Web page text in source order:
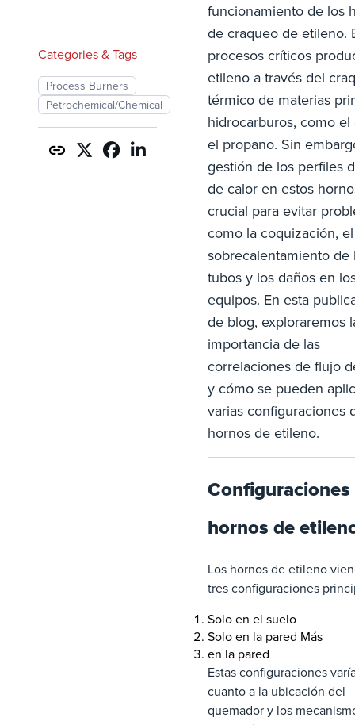
Categories & Tags
Process Burners
Petrochemical/Chemical
funcionamiento de los
de craqueo de etileno.
procesos críticos
etileno a través del
térmico de materias
hidrocarburos, como el
el propano. Sin
gestión de los perfiles
de calor en estos
crucial para evitar
como la coquización, el
sobrecalentamiento de
tubos y los daños en
equipos. En esta
de blog, exploraremos
importancia de las
correlaciones de flujo
y cómo se pueden
varias configuraciones
hornos de etileno.
Configuraciones
hornos de
Los hornos de etileno
tres configuraciones
Solo en el suelo
Solo en la pared Más
en la pared
Estas configuraciones
cuanto a la ubicación del
quemador y los